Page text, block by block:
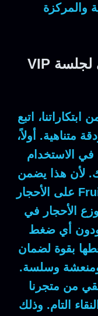
والمركزة
كيفية التحضير الاحترافي لجلسة VIP
اتبع
متناهية.
أولاً،
في الاستخدام
لأن هذا يضمن
على الأحجار
الأحجار في
ودون أي ضغط
بقوة لضمان
ومنعشة وسلسة.
من متجرنا
التام. وذلك